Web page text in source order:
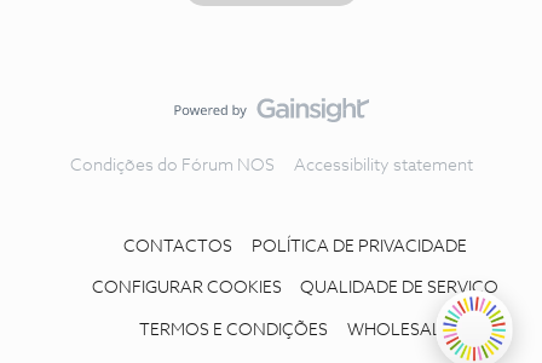
Condições do Fórum NOS Accessibility statement
CONTACTOS POLÍTICA DE PRIVACIDADE
CONFIGURAR COOKIES QUALIDADE DE SERVIÇO
TERMOS E CONDIÇÕES WHOLESALE